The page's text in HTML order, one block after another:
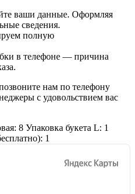
ваши данные. Оформляя
сведения.
полную
в телефоне — причина
нам по телефону
с удовольствием вас
8 Упаковка букета L: 1
1